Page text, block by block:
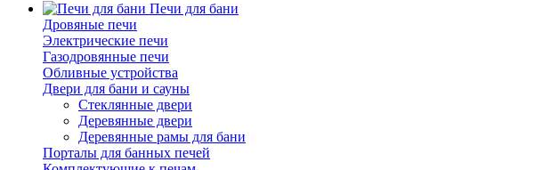
Печи для бани
Дровяные печи
Электрические печи
Газодровянные печи
Обливные устройства
Двери для бани и сауны
Стеклянные двери
Деревянные двери
Деревянные рамы для бани
Порталы для банных печей